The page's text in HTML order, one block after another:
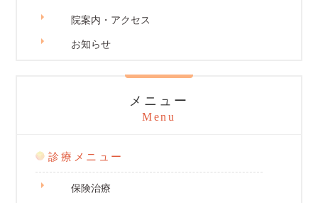
院案内・アクセス
お知らせ
メニュー
Menu
診療メニュー
保険治療